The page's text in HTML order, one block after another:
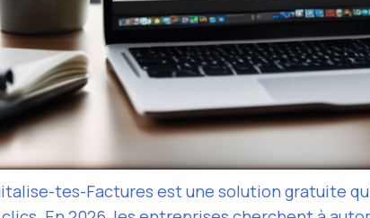
tes-Factures est une solution gratuite